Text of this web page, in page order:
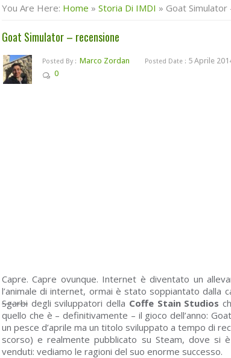
You Are Here: Home » Storia Di IMDI » Goat Simulator
Goat Simulator – recensione
Posted By : Marco Zordan Posted Date : 5 Aprile
0
Capre. Capre ovunque. Internet è diventato un
l’animale di internet, ormai è stato soppiantato dalla
Sgarbi degli sviluppatori della Coffe Stain Studios
quello che è – definitivamente – il gioco dell’anno:
un pesce d’aprile ma un titolo sviluppato a tempo di
scorso) e realmente pubblicato su Steam, dove si
venduti: vediamo le ragioni del suo enorme successo.